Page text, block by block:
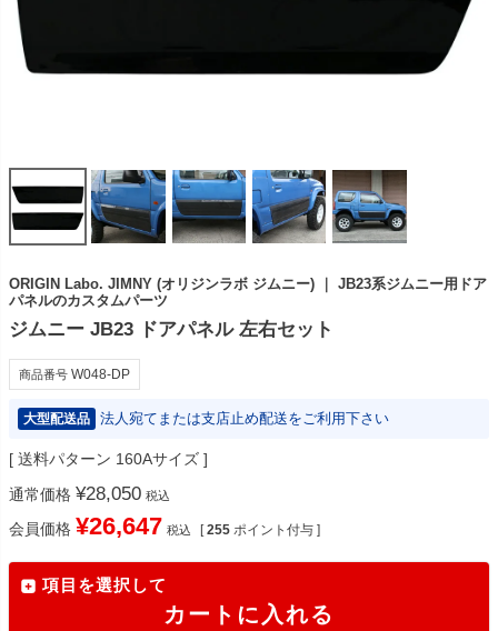
ORIGIN Labo. JIMNY (オリジンラボ ジムニー) ｜ JB23系ジムニー用ドア
パネルのカスタムパーツ
ジムニー JB23 ドアパネル 左右セット
商品番号 W048-DP
大型配送品 法人宛てまたは支店止め配送をご利用下さい
送料パターン 160Aサイズ
通常価格 ¥28,050 税込
会員価格 ¥26,647 税込 [ 255 ポイント付与 ]
項目を選択して
カートに入れる